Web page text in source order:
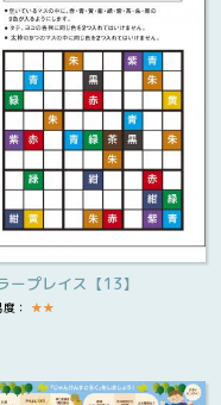
ープレイス【13】
： ★★